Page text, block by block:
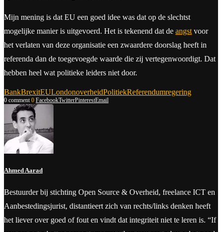
Mijn mening is dat EU een goed idee was dat op de slechtst
mogelijke manier is uitgevoerd. Het is tekenend dat de angst voor
het verlaten van deze organisatie een zwaardere doorslag heeft in
referenda dan de toegevoegde waarde die zij vertegenwoordigt. Dat
hebben heel wat politieke leiders niet door.
BankBrexitEULondonoverheidPolitiekReferendumregering
0 comment 0 FacebookTwitterPinterestEmail
Ahmed Aarad
Bestuurder bij stichting Open Source & Overheid, freelance ICT en
Aanbestedingsjurist, distantieert zich van rechts/links denken heeft
het liever over goed of fout en vindt dat integriteit niet te leren is. “If